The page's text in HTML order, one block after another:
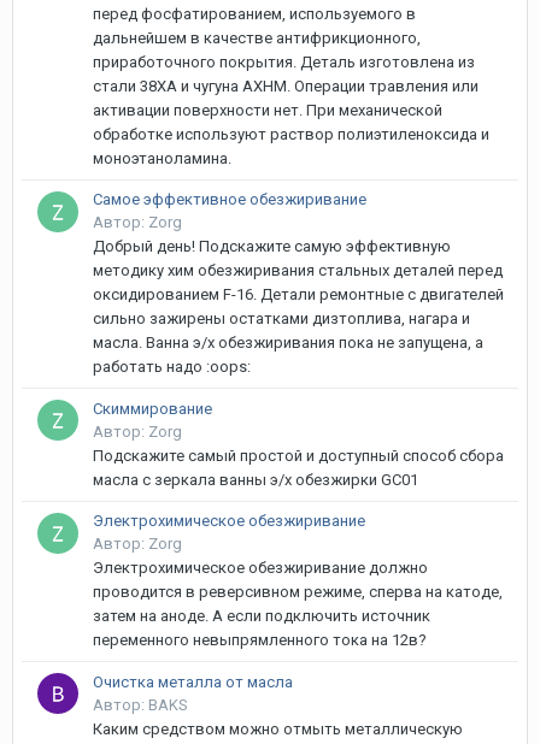
перед фосфатированием, используемого в
дальнейшем в качестве антифрикционного,
приработочного покрытия. Деталь изготовлена из
стали 38ХА и чугуна АХНМ. Операции травления или
активации поверхности нет. При механической
обработке используют раствор полиэтиленоксида и
моноэтаноламина.
Самое эффективное обезжиривание
Автор: Zorg
Добрый день! Подскажите самую эффективную
методику хим обезжиривания стальных деталей перед
оксидированием F-16. Детали ремонтные с двигателей
сильно зажирены остатками дизтоплива, нагара и
масла. Ванна э/х обезжиривания пока не запущена, а
работать надо :oops:
Скиммирование
Автор: Zorg
Подскажите самый простой и доступный способ сбора
масла с зеркала ванны э/х обезжирки GC01
Электрохимическое обезжиривание
Автор: Zorg
Электрохимическое обезжиривание должно
проводится в реверсивном режиме, сперва на катоде,
затем на аноде. А если подключить источник
переменного невыпрямленного тока на 12в?
Очистка металла от масла
Автор: BAKS
Каким средством можно отмыть металлическую